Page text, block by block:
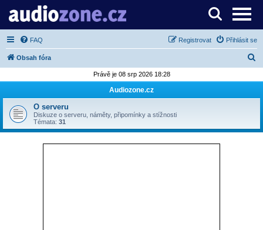
Server o digitálním zpracování zvuku
FAQ Přihlásit se
Registrovat
Obsah fóra
d
t
Právě je 08 srp 2026 18:28
Audiozone.cz
O serveru
Diskuze o serveru, náměty, připomínky a stížnosti
Témata: 31